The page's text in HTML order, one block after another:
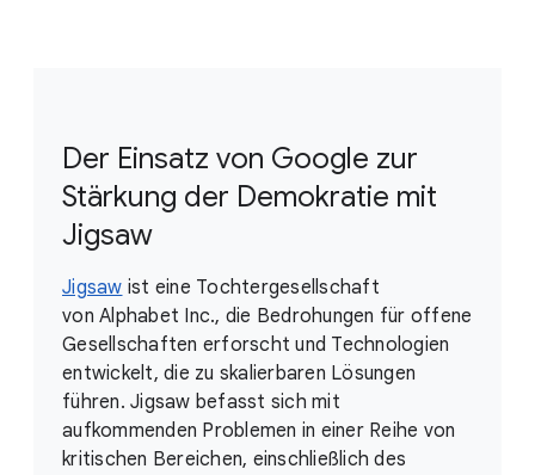
Der Einsatz von Google zur
Stärkung der Demokratie mit
Jigsaw
Jigsaw ist eine Tochtergesellschaft
von Alphabet Inc., die Bedrohungen für offene
Gesellschaften erforscht und Technologien
entwickelt, die zu skalierbaren Lösungen
führen. Jigsaw befasst sich mit
aufkommenden Problemen in einer Reihe von
kritischen Bereichen, einschließlich des